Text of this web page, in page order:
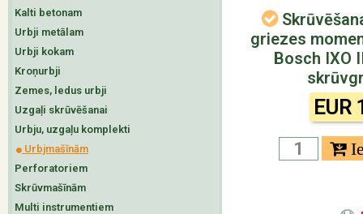
Kalti betonam
Urbji metālam
Urbji kokam
Kroņurbji
Zemes, ledus urbji
Uzgaļi skrūvēšanai
Urbju, uzgaļu komplekti
Urbjmašīnām
Perforatoriem
Skrūvmašīnām
Multi instrumentiem
griezes
Bosch IXO
EUR